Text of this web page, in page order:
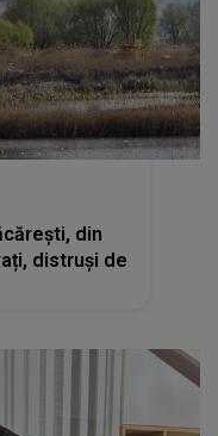
din
distruși de